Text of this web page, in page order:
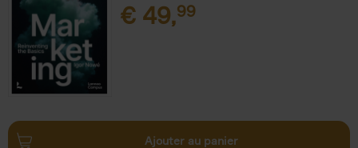
€ 49,99
Ajouter au panier